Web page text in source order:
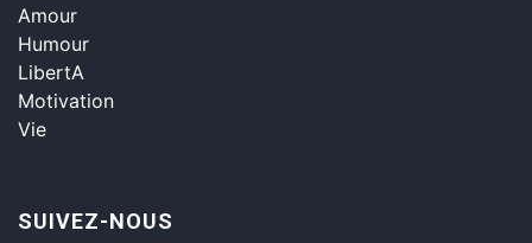
Amour
Humour
LibertA
Motivation
Vie
SUIVEZ-NOUS